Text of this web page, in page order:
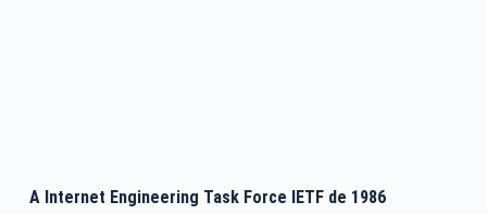
A Internet Engineering Task Force IETF de 1986